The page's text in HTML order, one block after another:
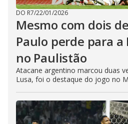
DO R7/22/01/2026
Mesmo com dois
Paulo perde para a
no Paulistão
Atacane argentino marcou duas
Lusa, foi o destaque do jogo no